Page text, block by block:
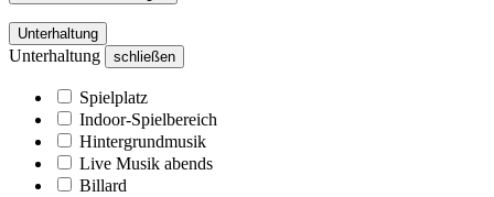
Unterhaltung
Unterhaltung schließen
Spielplatz
Indoor-Spielbereich
Hintergrundmusik
Live Musik abends
Billard